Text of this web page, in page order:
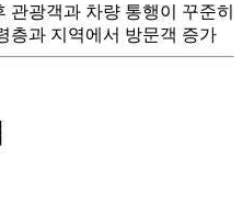
관광객과 차량 통행이 꾸준히
층과 지역에서 방문객 증가